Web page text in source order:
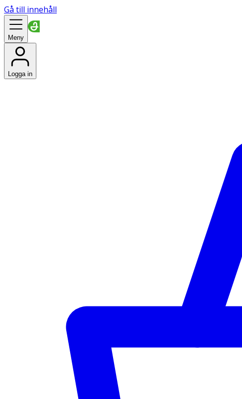
Gå till innehåll
Meny
Logga in